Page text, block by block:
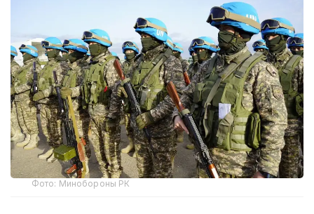
Фото: Минобороны РК